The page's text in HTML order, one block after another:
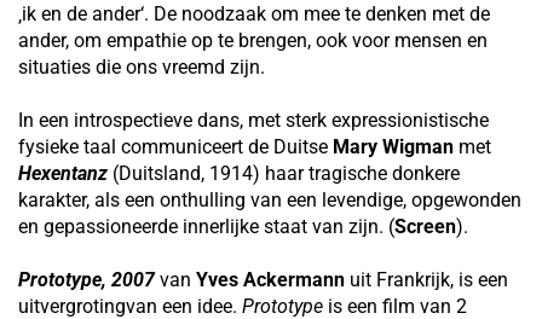
‚ik en de ander‘. De noodzaak om mee te denken met de
ander, om empathie op te brengen, ook voor mensen en
situaties die ons vreemd zijn.
In een introspectieve dans, met sterk expressionistische
fysieke taal communiceert de Duitse Mary Wigman met
Hexentanz (Duitsland, 1914) haar tragische donkere
karakter, als een onthulling van een levendige, opgewonden
en gepassioneerde innerlijke staat van zijn. (Screen).
Prototype, 2007van Yves Ackermann uit Frankrijk, is een
uitvergrotingvan een idee. Prototype is een film van 2